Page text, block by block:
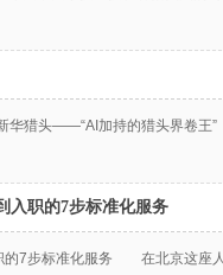
猎头——“AI加持的猎头界卷
入职的7步标准化服务
的7步标准化服务 在北京这座人